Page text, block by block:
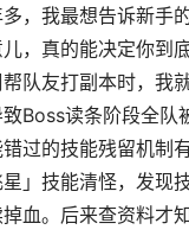
，我最想告诉新手
，真的能决定你到
队友打副本时，我
Boss读条阶段全队
过的技能残留机制
」技能清怪，发现
血。后来查资料才